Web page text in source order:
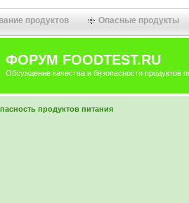
продуктов Опасные продукты
ФОРУМ FOODTEST.RU
Обсуждение качества и безопасности продуктов
продуктов питания